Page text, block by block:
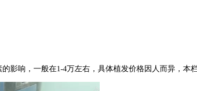
响，一般在1-4万左右，具体植发价格因人而异，本